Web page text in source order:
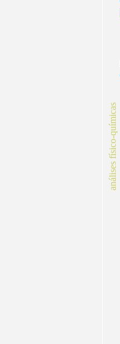
análises físico-químicas